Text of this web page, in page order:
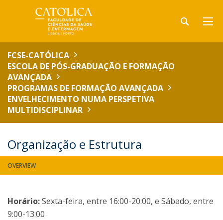
FCSE-CATÓLICA
ESCOLA DE PÓS-GRADUAÇÃO E FORMAÇÃO
AVANÇADA
PROGRAMAS DE FORMAÇÃO AVANÇADA
ENVELHECIMENTO NUMA PERSPETIVA
MULTIDISCIPLINAR
Organização e Estrutura
OVERVIEW
Horário:Sexta-feira, entre 16:00-20:00, e Sábado, entre
9:00-13:00